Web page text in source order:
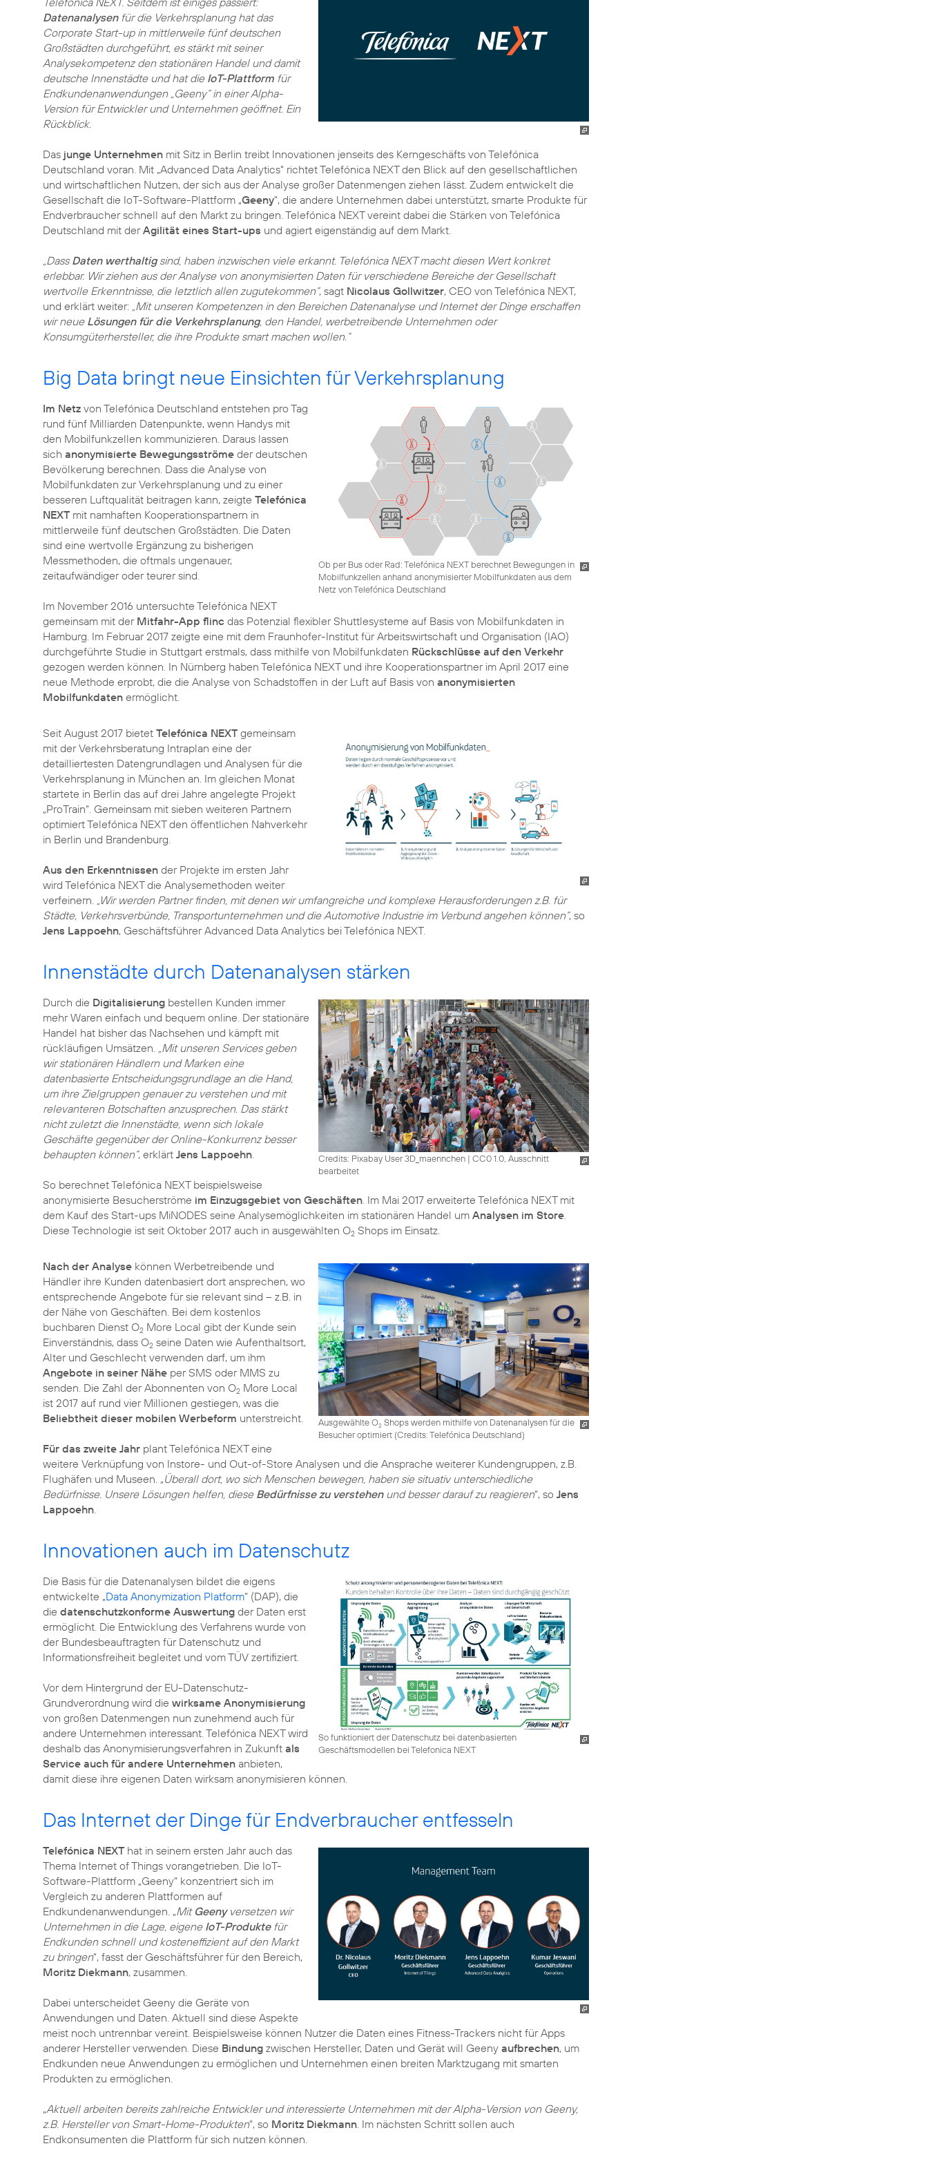
Datenanalysenfür die Verkehrsplanung hat das
Corporate Start-up in mittlerweile fünf deutschen
Großstädten durchgeführt, es stärkt mit seiner
Analysekompetenz den stationären Handel und damit
deutsche Innenstädte und hat die IoT-Plattform für
Endkundenanwendungen „Geeny“ in einer Alpha-
Version für Entwickler und Unternehmen geöffnet. Ein
Rückblick.
Das junge Unternehmen mit Sitz in Berlin treibt Innovationen jenseits des Kerngeschäfts von Telefónica
Deutschland voran. Mit „Advanced Data Analytics“ richtet Telefónica NEXT den Blick auf den gesellschaftlichen
und wirtschaftlichen Nutzen, der sich aus der Analyse großer Datenmengen ziehen lässt. Zudem entwickelt die
Gesellschaft die IoT-Software-Plattform „Geeny“, die andere Unternehmen dabei unterstützt, smarte Produkte für
Endverbraucher schnell auf den Markt zu bringen. Telefónica NEXT vereint dabei die Stärken von Telefónica
Deutschland mit derAgilität eines Start-ups und agiert eigenständig auf dem Markt.
„Dass Daten werthaltigsind, haben inzwischen viele erkannt. Telefónica NEXT macht diesen Wert konkret
erlebbar. Wir ziehen aus der Analyse von anonymisierten Daten für verschiedene Bereiche der Gesellschaft
wertvolle Erkenntnisse, die letztlich allen zugutekommen“, sagt Nicolaus Gollwitzer, CEO von Telefónica NEXT,
und erklärt weiter: „Mit unseren Kompetenzen in den Bereichen Datenanalyse und Internet der Dinge erschaffen
wir neue Lösungen für die Verkehrsplanung, den Handel, werbetreibende Unternehmen oder
Konsumgüterhersteller, die ihre Produkte smart machen wollen.“
Big Data bringt neue Einsichten für Verkehrsplanung
Ob per Bus oder Rad: Telefónica NEXT berechnet Bewegungen in
Mobilfunkzellen anhand anonymisierter Mobilfunkdaten aus dem
Netz von Telefónica Deutschland
Im Netz von Telefónica Deutschland entstehen pro Tag
rund fünf Milliarden Datenpunkte, wenn Handys mit
den Mobilfunkzellen kommunizieren. Daraus lassen
sich anonymisierte Bewegungsströme der deutschen
Bevölkerung berechnen. Dass die Analyse von
Mobilfunkdaten zur Verkehrsplanung und zu einer
besseren Luftqualität beitragen kann, zeigte Telefónica
NEXT mit namhaften Kooperationspartnern in
mittlerweile fünf deutschen Großstädten. Die Daten
sind eine wertvolle Ergänzung zu bisherigen
Messmethoden, die oftmals ungenauer,
zeitaufwändiger oder teurer sind.
Im November 2016 untersuchte Telefónica NEXT
gemeinsam mit der Mitfahr-App flinc das Potenzial flexibler Shuttlesysteme auf Basis von Mobilfunkdaten in
Hamburg. Im Februar 2017 zeigte eine mit dem Fraunhofer-Institut für Arbeitswirtschaft und Organisation (IAO)
durchgeführte Studie in Stuttgart erstmals, dass mithilfe von Mobilfunkdaten Rückschlüsse auf den Verkehr
gezogen werden können. In Nürnberg haben Telefónica NEXT und ihre Kooperationspartner im April 2017 eine
neue Methode erprobt, die die Analyse von Schadstoffen in der Luft auf Basis von anonymisierten
Mobilfunkdaten ermöglicht.
Seit August 2017 bietet Telefónica NEXT gemeinsam
mit der Verkehrsberatung Intraplan eine der
detailliertesten Datengrundlagen und Analysen für die
Verkehrsplanung in München an. Im gleichen Monat
startete in Berlin das auf drei Jahre angelegte Projekt
„ProTrain“. Gemeinsam mit sieben weiteren Partnern
optimiert Telefónica NEXT den öffentlichen Nahverkehr
in Berlin und Brandenburg.
Aus den Erkenntnissen der Projekte im ersten Jahr
wird Telefónica NEXT die Analysemethoden weiter
verfeinern. „Wir werden Partner finden, mit denen wir umfangreiche und komplexe Herausforderungen z.B. für
Städte, Verkehrsverbünde, Transportunternehmen und die Automotive Industrie im Verbund angehen können“, so
Jens Lappoehn, Geschäftsführer Advanced Data Analytics bei Telefónica NEXT.
Innenstädte durch Datenanalysen stärken
Credits: Pixabay User 3D_maennchen| CC0 1.0, Ausschnitt
bearbeitet
Durch die Digitalisierung bestellen Kunden immer
mehr Waren einfach und bequem online. Der stationäre
Handel hat bisher das Nachsehen und kämpft mit
rückläufigen Umsätzen. „Mit unseren Services geben
wir stationären Händlern und Marken eine
datenbasierte Entscheidungsgrundlage an die Hand,
um ihre Zielgruppen genauer zu verstehen und mit
relevanteren Botschaften anzusprechen. Das stärkt
nicht zuletzt die Innenstädte, wenn sich lokale
Geschäfte gegenüber der Online-Konkurrenz besser
behaupten können“, erklärt Jens Lappoehn.
So berechnet Telefónica NEXT beispielsweise
anonymisierte Besucherströme im Einzugsgebiet von Geschäften. Im Mai 2017 erweiterte Telefónica NEXT mit
dem Kauf des Start-ups MiNODES seine Analysemöglichkeiten im stationären Handel um Analysen im Store.
Diese Technologie ist seit Oktober 2017 auch in ausgewählten O2 Shops im Einsatz.
Ausgewählte O2Shops werden mithilfe von Datenanalysen für die
Besucher optimiert (Credits: Telefónica Deutschland)
Nach der Analyse können Werbetreibende und
Händler ihre Kunden datenbasiert dort ansprechen, wo
entsprechende Angebote für sie relevant sind – z.B. in
der Nähe von Geschäften. Bei dem kostenlos
buchbaren Dienst O2 More Local gibt der Kunde sein
Einverständnis, dass O2 seine Daten wie Aufenthaltsort,
Alter und Geschlecht verwenden darf, um ihm
Angebote in seiner Nähe per SMS oder MMS zu
senden. Die Zahl der Abonnenten von O2 More Local
ist 2017 auf rund vier Millionen gestiegen, was die
Beliebtheit dieser mobilen Werbeform unterstreicht.
Für das zweite Jahr plant Telefónica NEXT eine
weitere Verknüpfung von Instore- und Out-of-Store Analysen und die Ansprache weiterer Kundengruppen, z.B.
Flughäfen und Museen. „Überall dort, wo sich Menschen bewegen, haben sie situativ unterschiedliche
Bedürfnisse. Unsere Lösungen helfen, diese Bedürfnisse zu verstehenund besser darauf zu reagieren“, so Jens
Lappoehn.
Innovationen auch im Datenschutz
So funktioniert der Datenschutz bei datenbasierten
Geschäftsmodellen bei Telefonica NEXT
Die Basis für die Datenanalysen bildet die eigens
entwickelte „Data Anonymization Platform“ (DAP), die
die datenschutzkonforme Auswertung der Daten erst
ermöglicht. Die Entwicklung des Verfahrens wurde von
der Bundesbeauftragten für Datenschutz und
Informationsfreiheit begleitet und vom TÜV zertifiziert.
Vor dem Hintergrund der EU-Datenschutz-
Grundverordnung wird die wirksame Anonymisierung
von großen Datenmengen nun zunehmend auch für
andere Unternehmen interessant. Telefónica NEXT wird
deshalb das Anonymisierungsverfahren in Zukunft als
Service auch für andere Unternehmen anbieten,
damit diese ihre eigenen Daten wirksam anonymisieren können.
Das Internet der Dinge für Endverbraucher entfesseln
Telefónica NEXT hat in seinem ersten Jahr auch das
Thema Internet of Things vorangetrieben. Die IoT-
Software-Plattform „Geeny“ konzentriert sich im
Vergleich zu anderen Plattformen auf
Endkundenanwendungen. „Mit Geenyversetzen wir
Unternehmen in die Lage, eigene IoT-Produktefür
Endkunden schnell und kosteneffizient auf den Markt
zu bringen“, fasst der Geschäftsführer für den Bereich,
Moritz Diekmann, zusammen.
Dabei unterscheidet Geeny die Geräte von
Anwendungen und Daten. Aktuell sind diese Aspekte
meist noch untrennbar vereint. Beispielsweise können Nutzer die Daten eines Fitness-Trackers nicht für Apps
anderer Hersteller verwenden. Diese Bindung zwischen Hersteller, Daten und Gerät will Geeny aufbrechen, um
Endkunden neue Anwendungen zu ermöglichen und Unternehmen einen breiten Marktzugang mit smarten
Produkten zu ermöglichen.
„Aktuell arbeiten bereits zahlreiche Entwickler und interessierte Unternehmen mit der Alpha-Version von Geeny,
z.B. Hersteller von Smart-Home-Produkten“, so Moritz Diekmann. Im nächsten Schritt sollen auch
Endkonsumenten die Plattform für sich nutzen können.